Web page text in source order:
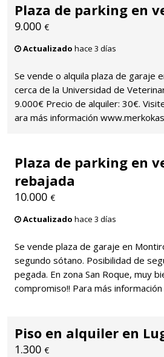
Plaza de parking en
9.000 €
Actualizado hace 3 días
Se vende o alquila plaza de garaje
cerca de la Universidad de
9.000€ Precio de alquiler: 30€.
ara más información
Plaza de parking en
rebajada
10.000 €
Actualizado hace 3 días
Se vende plaza de garaje en
segundo sótano. Posibilidad de
pegada. En zona San Roque, muy
compromiso!! Para más
Piso en alquiler en
1.300 €